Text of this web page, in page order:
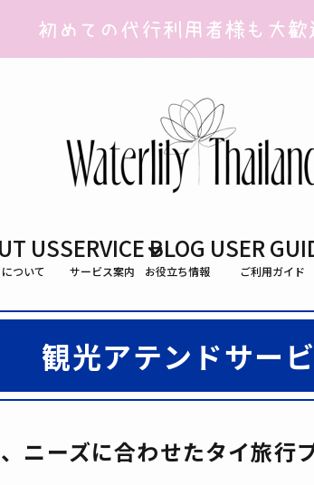
US
ついて
SERVICE
サービス案内
BLOG
お役立ち情報
USER
ご利用ガイド
観光アテンドサー
ニーズに合わせたタイ旅行